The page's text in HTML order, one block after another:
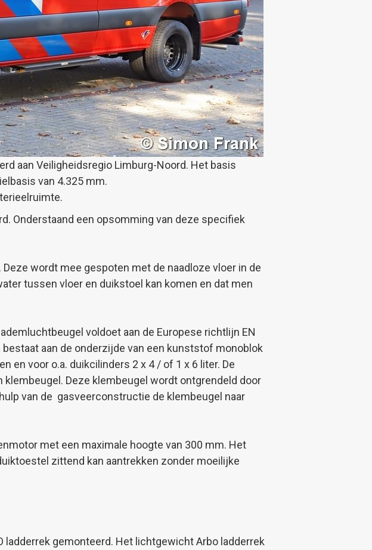
aan Veiligheidsregio Limburg-Noord. Het basis
van 4.325 mm.
Onderstaand een opsomming van deze specifiek
wordt mee gespoten met de naadloze vloer in de
tussen vloer en duikstoel kan komen en dat men
voldoet aan de Europese richtlijn EN
aan de onderzijde van een kunststof monoblok
en voor o.a. duikcilinders 2 x 4 / of 1 x 6 liter. De
Deze klembeugel wordt ontgrendeld door
van de gasveerconstructie de klembeugel naar
met een maximale hoogte van 300 mm. Het
zittend kan aantrekken zonder moeilijke
gemonteerd. Het lichtgewicht Arbo ladderrek